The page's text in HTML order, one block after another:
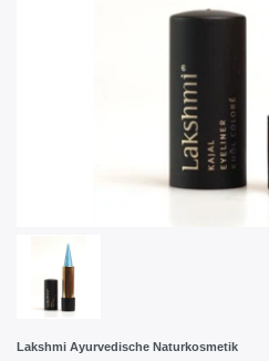
Lakshmi Ayurvedische Naturkosmetik